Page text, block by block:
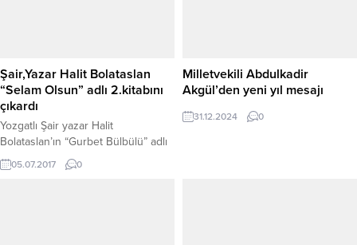
Şair,Yazar Halit Bolataslan
“Selam Olsun” adlı 2.kitabını
çıkardı
Yozgatlı Şair yazar Halit
Bolataslan’ın “Gurbet Bülbülü” adlı
ilk şiir kitabının ardından “Selam
Olsun Selam Olsun” isimli 2.nci şiir
05.07.2017 0
Milletvekili Abdulkadir
Akgül’den yeni yıl mesajı
31.12.2024 0